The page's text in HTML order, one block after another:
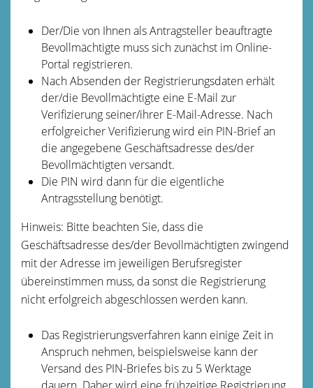
Der/Die von Ihnen als Antragsteller beauftragte
Bevollmächtigte muss sich zunächst im Online-
Portal registrieren.
Nach Absenden der Registrierungsdaten erhält
der/die Bevollmächtigte eine E-Mail zur
Verifizierung seiner/ihrer E-Mail-Adresse. Nach
erfolgreicher Verifizierung wird ein PIN-Brief an
die angegebene Geschäftsadresse des/der
Bevollmächtigten versandt.
Die PIN wird dann für die eigentliche
Antragsstellung benötigt.
Hinweis: Bitte beachten Sie, dass die
Geschäftsadresse des/der Bevollmächtigten zwingend
mit der Adresse im jeweiligen Berufsregister
übereinstimmen muss, da sonst die Registrierung
nicht erfolgreich abgeschlossen werden kann.
Das Registrierungsverfahren kann einige Zeit in
Anspruch nehmen, beispielsweise kann der
Versand des PIN-Briefes bis zu 5 Werktage